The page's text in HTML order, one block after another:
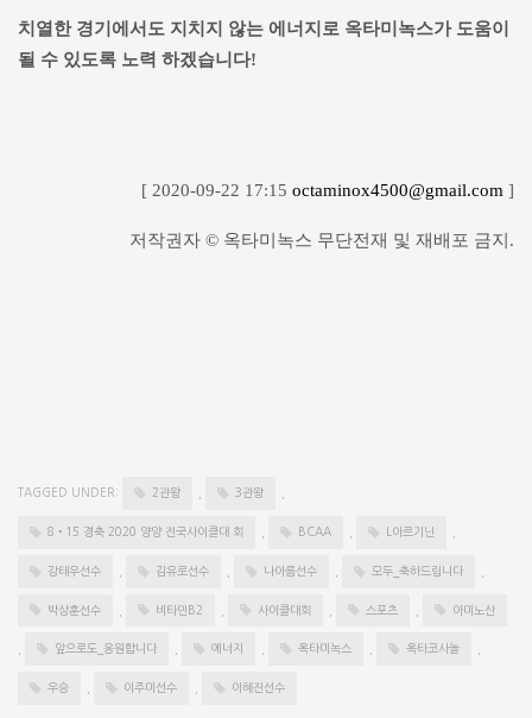
치열한 경기에서도 지치지 않는 에너지로 옥타미녹스가 도움이
될 수 있도록 노력 하겠습니다!
[ 2020-09-22 17:15 octaminox4500@gmail.com ]
저작권자 © 옥타미녹스 무단전재 및 재배포 금지.
TAGGED UNDER: 2관왕 3관왕
8•15 경축 2020 양양 전국사이클대 회 BCAA L아르기닌
강태우선수 김유로선수 나아름선수 모두_축하드립니다
박상훈선수 비타민B2 사이클대회 스포츠 아미노산
앞으로도_응원합니다 에너지 옥타미녹스 옥타코사놀
우승 이주미선수 이혜진선수